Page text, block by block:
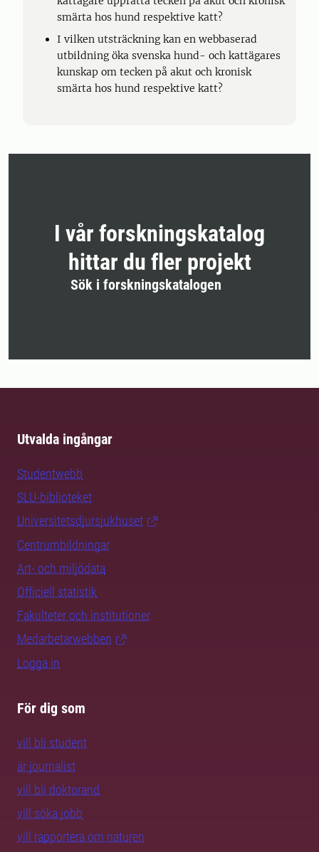
smärta hos hund respektive katt?
I vilken utsträckning kan en webbaserad
utbildning öka svenska hund- och kattägares
kunskap om tecken på akut och kronisk
smärta hos hund respektive katt?
I vår forskningskatalog
hittar du fler projekt
Sök i forskningskatalogen
Utvalda ingångar
Studentwebb
SLU-biblioteket
Universitetsdjursjukhuset
Centrumbildningar
Art- och miljödata
Officiell statistik
Fakulteter och institutioner
Medarbetarwebben
Logga in
För dig som
vill bli student
är journalist
vill bli doktorand
vill söka jobb
vill rapportera om naturen